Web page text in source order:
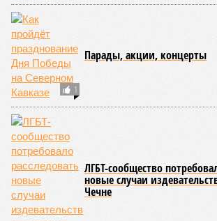
1
Парады, акции, концерты
ЛГБТ-сообщество
новые случаи
Чечне